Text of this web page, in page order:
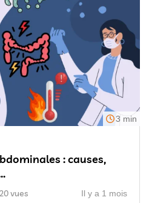
3 min
: causes,
20 vues Il y a 1 mois